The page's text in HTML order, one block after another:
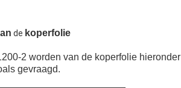
de koperfolie
2 worden van de koperfolie hieronder
gevraagd.